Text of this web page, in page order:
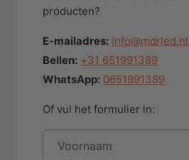
producten?
E-mailadres: info@mdrled.nl
Bellen: +31 651991389
WhatsApp: 0651991389
Of vul het formulier in:
Voornaam